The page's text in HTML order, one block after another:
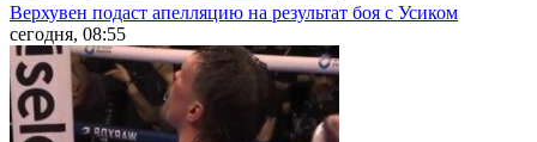
Верхувен подаст апелляцию на результат боя с Усиком
сегодня, 08:55